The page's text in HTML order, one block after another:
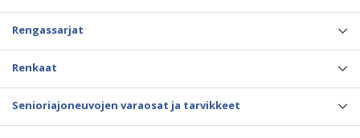
Rengassarjat
Renkaat
Senioriajoneuvojen varaosat ja tarvikkeet